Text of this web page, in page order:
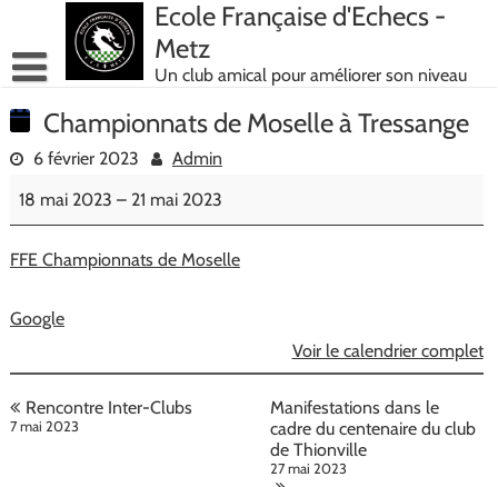
content
Ecole Française d'Echecs -
Metz
Un club amical pour améliorer son niveau
Championnats de Moselle à Tressange
6 février 2023
Admin
de
Moselle
à
Tressange
18 mai 2023 – 21 mai 2023
FFE Championnats de Moselle
Google
Voir le calendrier complet
Navigation
de
Rencontre Inter-Clubs
7 mai 2023
Manifestations dans le
cadre du centenaire du club
de Thionville
27 mai 2023